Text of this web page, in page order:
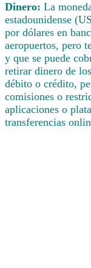
Dinero: La
estadounidense
por dólares en
aeropuertos, pero
y que se puede
retirar dinero de
débito o crédito,
comisiones o
aplicaciones o
transferencias